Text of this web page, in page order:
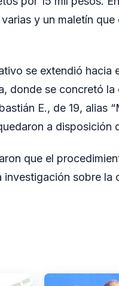
y un maletín
se extendió hacia
donde se concretó
E., de 19, alias
a disposición
que el
investigación sobre